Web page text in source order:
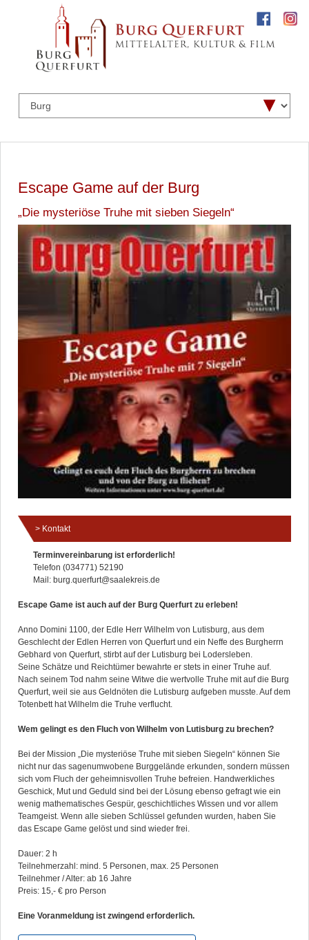
Escape Game auf der Burg
„Die mysteriöse Truhe mit sieben Siegeln“
Kontakt
Terminvereinbarung ist erforderlich!
Telefon (034771) 52190
Mail: burg.querfurt@saalekreis.de
Escape Game ist auch auf der Burg Querfurt zu erleben!
Anno Domini 1100, der Edle Herr Wilhelm von Lutisburg, aus dem
Geschlecht der Edlen Herren von Querfurt und ein Neffe des Burgherrn
Gebhard von Querfurt, stirbt auf der Lutisburg bei Lodersleben.
Seine Schätze und Reichtümer bewahrte er stets in einer Truhe auf.
Nach seinem Tod nahm seine Witwe die wertvolle Truhe mit auf die Burg
Querfurt, weil sie aus Geldnöten die Lutisburg aufgeben musste. Auf dem
Totenbett hat Wilhelm die Truhe verflucht.
Wem gelingt es den Fluch von Wilhelm von Lutisburg zu brechen?
Bei der Mission „Die mysteriöse Truhe mit sieben Siegeln“ können Sie
nicht nur das sagenumwobene Burggelände erkunden, sondern müssen
sich vom Fluch der geheimnisvollen Truhe befreien. Handwerkliches
Geschick, Mut und Geduld sind bei der Lösung ebenso gefragt wie ein
wenig mathematisches Gespür, geschichtliches Wissen und vor allem
Teamgeist. Wenn alle sieben Schlüssel gefunden wurden, haben Sie
das Escape Game gelöst und sind wieder frei.
Dauer: 2 h
Teilnehmerzahl: mind. 5 Personen, max. 25 Personen
Teilnehmer / Alter: ab 16 Jahre
Preis: 15,- € pro Person
Eine Voranmeldung ist zwingend erforderlich.